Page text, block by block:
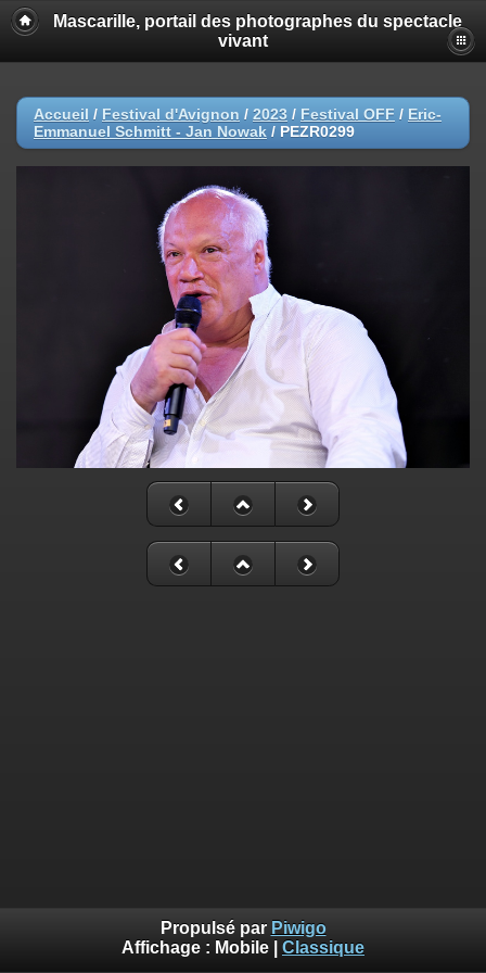
Mascarille, portail des photographes du spectacle
vivant
Accueil / Festival d'Avignon / 2023 / Festival OFF / Eric-
Emmanuel Schmitt - Jan Nowak / PEZR0299
Propulsé par Piwigo
Affichage : Mobile Classique